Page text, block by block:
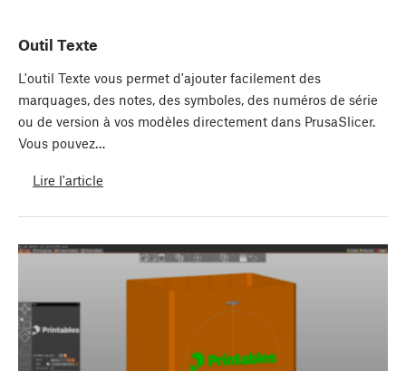
Outil Texte
L'outil Texte vous permet d'ajouter facilement des
marquages, des notes, des symboles, des numéros de série
ou de version à vos modèles directement dans PrusaSlicer.
Vous pouvez…
Lire l'article